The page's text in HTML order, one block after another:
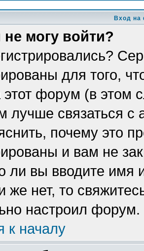
Вход на
могу войти?
для того,
этот форум (в этом
лучше связаться
почему это
и вам не
ли вы вводите
же нет, то
настроил форум.
к началу